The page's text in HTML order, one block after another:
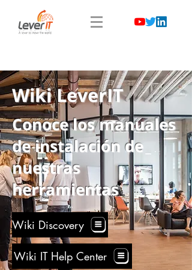
Wiki LeverIT
Conoce los manuales
de instalación de
nuestras
herramientas
Wiki Discovery
Wiki IT Help Center